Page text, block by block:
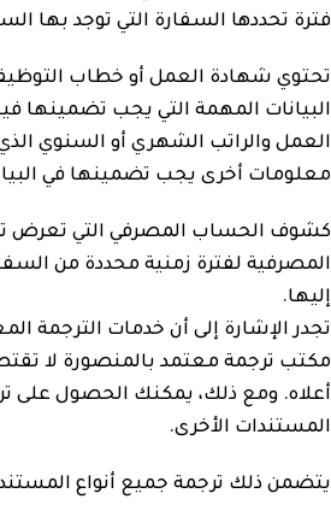
فترة تحددها السفارة التي توجد بها
تحتوي شهادة العمل أو خطاب
البيانات المهمة التي يجب تضمينها
العمل والراتب الشهري أو السنوي
معلومات أخرى يجب تضمينها في
كشوف الحساب المصرفي التي تعرض
المصرفية لفترة زمنية محددة من
إليها.
تجدر الإشارة إلى أن خدمات الترجمة
مكتب ترجمة معتمد بالمنصورة لا
أعلاه. ومع ذلك، يمكنك الحصول على
المستندات الأخرى.
يتضمن ذلك ترجمة جميع أنواع